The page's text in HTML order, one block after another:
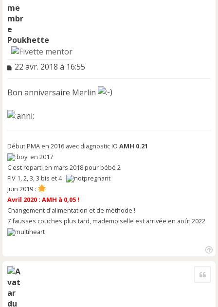
Poukhette
M
s
g
e
n
l
u
22 avr. 2018 à 16:55
Bon anniversaire Merlin
Début PMA en 2016 avec diagnostic IO AMH 0.21
en 2017
C'est reparti en mars 2018 pour bébé 2
FIV 1, 2, 3, 3 bis et 4 :
Juin 2019 :
Avril 2020 : AMH à 0,05 !
Changement d'alimentation et de méthode !
7 fausses couches plus tard, mademoiselle est arrivée en août 2022